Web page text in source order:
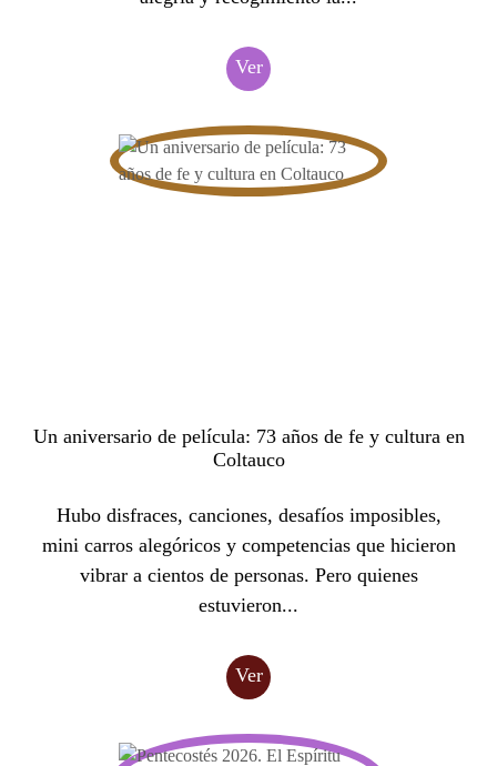
Ver
Un aniversario de película: 73 años de fe y cultura en
Coltauco
Hubo disfraces, canciones, desafíos imposibles,
mini carros alegóricos y competencias que hicieron
vibrar a cientos de personas. Pero quienes
estuvieron...
Ver